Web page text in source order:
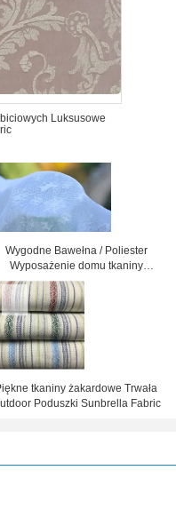
Luksusowe
Wygodne Bawełna / Poliester
Wyposażenie domu tkaniny
żakardowe tkaniny
tkaniny żakardowe Trwała
Poduszki Sunbrella Fabric